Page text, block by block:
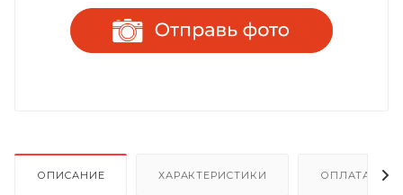
ОПИСАНИЕ ХАРАКТЕРИСТИКИ ОПЛАТА И